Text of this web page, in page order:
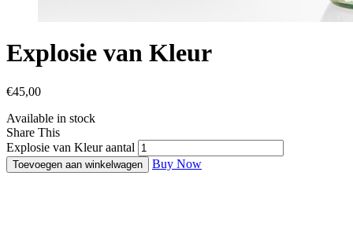
Explosie van Kleur
€45,00
Available in stock
Share This
Explosie van Kleur aantal
Toevoegen aan winkelwagen Buy Now